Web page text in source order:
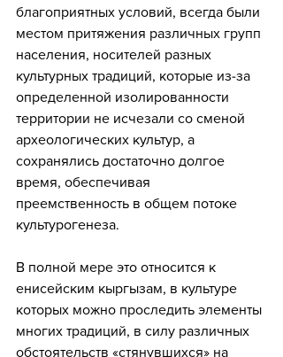
благоприятных условий, всегда были
местом притяжения различных групп
населения, носителей разных
культурных традиций, которые из-за
определенной изолированности
территории не исчезали со сменой
археологических культур, а
сохранялись достаточно долгое
время, обеспечивая
преемственность в общем потоке
культурогенеза.
В полной мере это относится к
енисейским кыргызам, в культуре
которых можно проследить элементы
многих традиций, в силу различных
обстоятельств «стянувшихся» на